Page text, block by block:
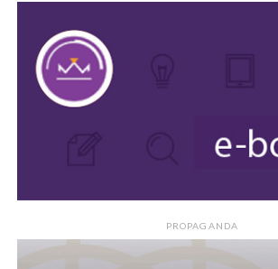
PROPAGANDA